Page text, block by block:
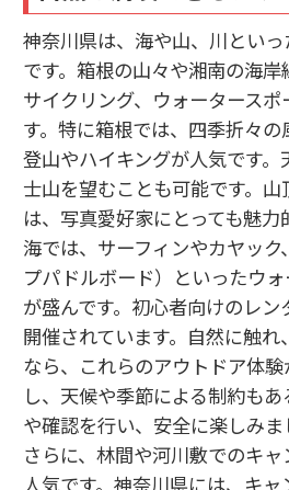
神奈川県は、海や山、川とい
です。箱根の山々や湘南の海
サイクリング、ウォータース
す。特に箱根では、四季折々
登山やハイキングが人気です
士山を望むことも可能です。
は、写真愛好家にとっても魅
海では、サーフィンやカヤッ
プパドルボード）といったウ
が盛んです。初心者向けのレ
開催されています。自然に触
なら、これらのアウトドア体
し、天候や季節による制約も
や確認を行い、安全に楽しみま
さらに、林間や河川敷でのキ
人気です。神奈川県には、キ